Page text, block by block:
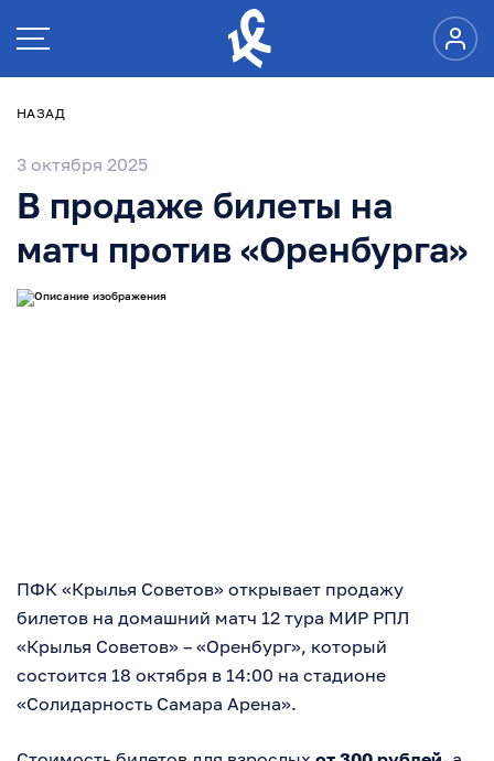
НАЗАД
3 октября 2025
В продаже билеты на
матч против «Оренбурга»
ПФК «Крылья Советов» открывает продажу
билетов на домашний матч 12 тура МИР РПЛ
«Крылья Советов» – «Оренбург», который
состоится 18 октября в 14:00 на стадионе
«Солидарность Самара Арена».